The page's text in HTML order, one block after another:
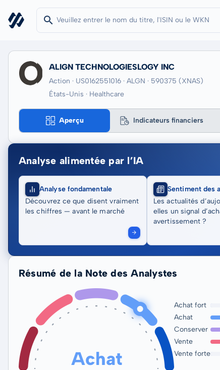
ALIGN TECHNOLOGIESLOGY INC
Action · US0162551016 · ALGN · 590375 (XNAS)
États-Unis · Healthcare
Aperçu Indicateurs financiers
Analyse alimentée par l’IA
Analyse fondamentale
Découvrez ce que disent vraiment
les chiffres — avant le marché
Sentiment des
Les actualités
elles un signal
avertissement ?
Résumé de la Note des Analystes
Achat
Achat fort
Achat
Conserver
Vente
Vente forte